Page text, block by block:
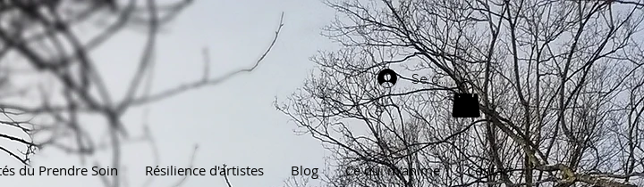
Se connecter
du Prendre Soin Résilience d'artistes Blog Ce qui m'anime Contact